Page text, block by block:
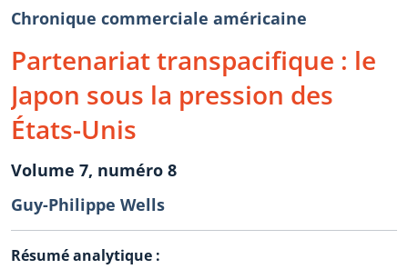
Chronique commerciale américaine
Partenariat transpacifique : le
Japon sous la pression des
États-Unis
Volume 7, numéro 8
Guy-Philippe Wells
Résumé analytique :